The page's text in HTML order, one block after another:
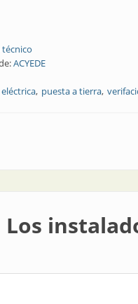
ACYEDE
puesta a tierra
| Ensayos previos